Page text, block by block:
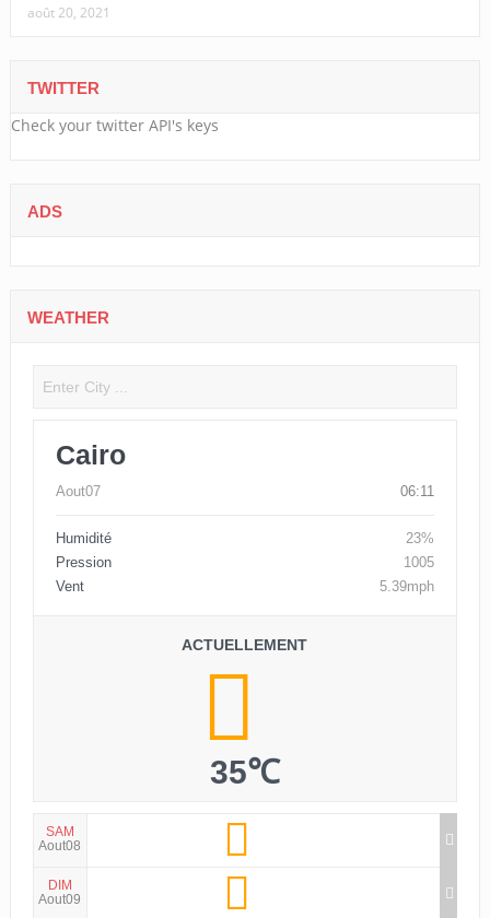
août 20, 2021
TWITTER
Check your twitter API's keys
ADS
WEATHER
Cairo
Aout07 06:11
Humidité
23%
Pression
1005
Vent
5.39mph
ACTUELLEMENT
35℃
SAM
Aout08
DIM
Aout09